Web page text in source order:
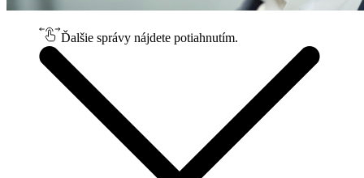
Ďalšie správy nájdete potiahnutím.